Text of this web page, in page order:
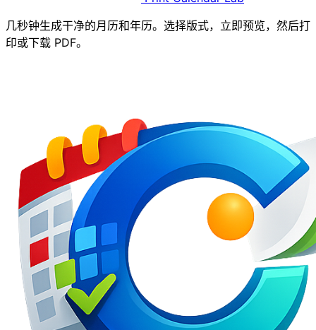
几秒钟生成干净的月历和年历。选择版式，立即预览，然后打
印或下载 PDF。